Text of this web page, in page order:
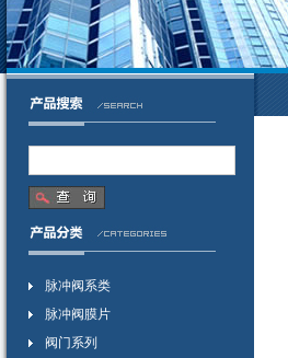
脉冲阀系类
脉冲阀膜片
阀门系列